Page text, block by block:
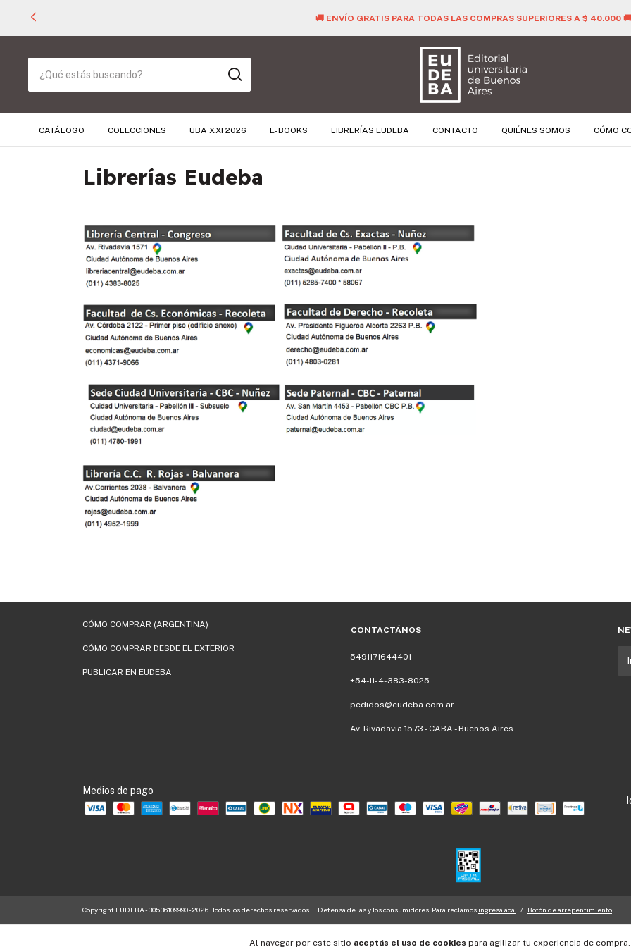
🚚 ENVÍO GRATIS PARA TODAS LAS COMPRAS SUPERIORES A $ 40.000 🚚
CATÁLOGO COLECCIONES UBA XXI 2026 E-BOOKS LIBRERÍAS EUDEBA CONTACTO QUIÉNES SOMOS CÓMO
Al navegar por este sitio aceptás el uso de cookies para agilizar tu experiencia de compra.
Librerías Eudeba
CÓMO COMPRAR (ARGENTINA)
CÓMO COMPRAR DESDE EL EXTERIOR
PUBLICAR EN EUDEBA
CONTACTÁNOS
5491171644401
+54-11-4-383-8025
pedidos@eudeba.com.ar
Av. Rivadavia 1573 - CABA - Buenos Aires
Medios de pago
Copyright EUDEBA - 30536109990 - 2026. Todos los derechos reservados. Defensa de las y los consumidores. Para reclamos ingresá acá. / Botón de arrepentimiento